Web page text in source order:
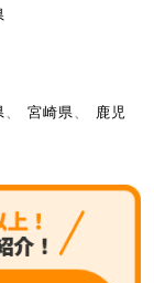
宮崎県
鹿児